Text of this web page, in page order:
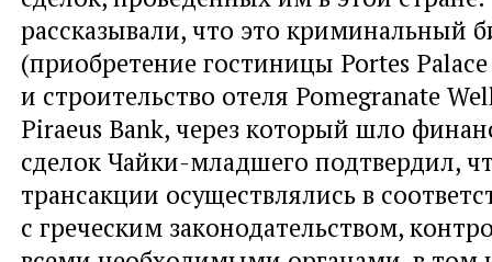
рассказывали, что это криминальный
(приобретение гостиницы Portes Palace
и строительство отеля Pomegranate
Piraeus Bank, через который шло
сделок Чайки-младшего подтвердил,
трансакции осуществлялись в
с греческим законодательством,